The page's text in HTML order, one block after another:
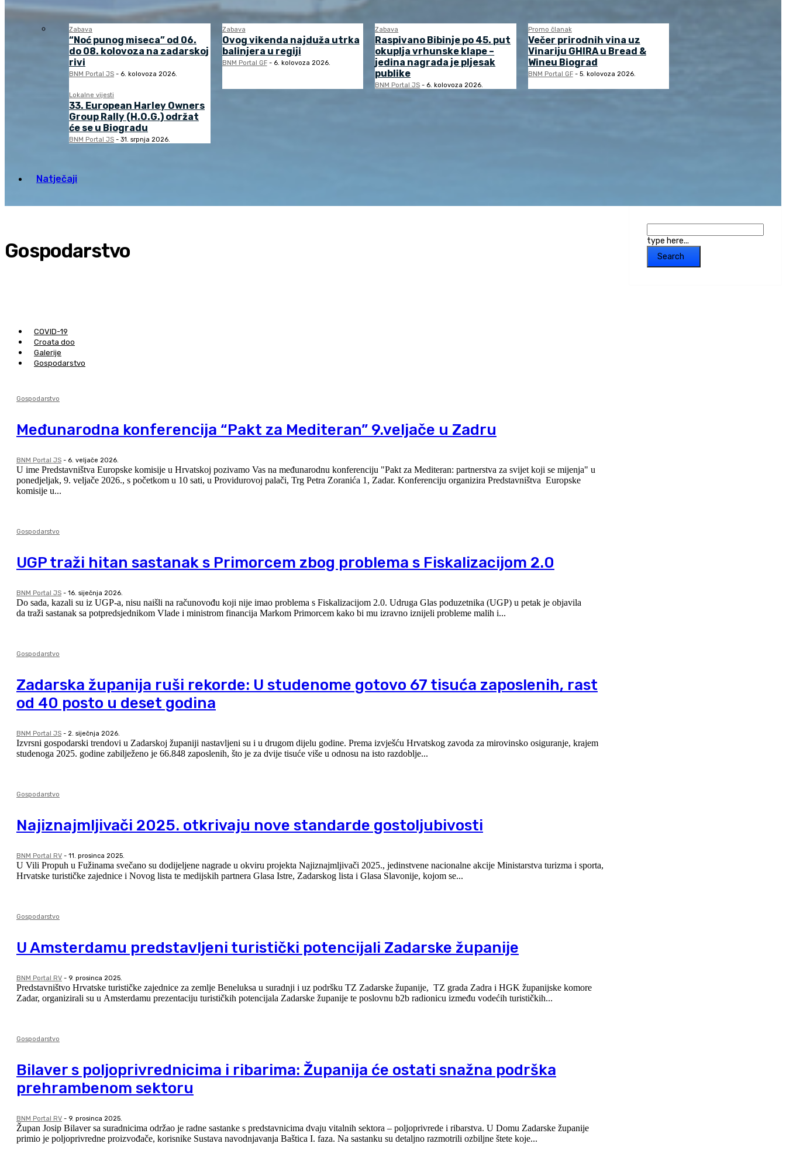
Zabava
“Noć punog miseca” od 06.
do 08. kolovoza na zadarskoj
rivi
BNM Portal JS - 6. kolovoza 2026.
Zabava
Ovog vikenda najduža utrka
balinjera u regiji
BNM Portal GF - 6. kolovoza 2026.
Zabava
Raspivano Bibinje po 45. put
okuplja vrhunske klape –
jedina nagrada je pljesak
publike
BNM Portal JS - 6. kolovoza 2026.
Promo članak
Večer prirodnih vina uz
Vinariju GHIRA u Bread &
Wineu Biograd
BNM Portal GF - 5. kolovoza 2026.
Lokalne vijesti
33. European Harley Owners
Group Rally (H.O.G.) održat
će se u Biogradu
BNM Portal JS - 31. srpnja 2026.
Natječaji
type here...
Search
Gospodarstvo
COVID-19
Croata doo
Galerije
Gospodarstvo
Gospodarstvo
Međunarodna konferencija “Pakt za Mediteran” 9.veljače u Zadru
BNM Portal JS - 6. veljače 2026.
U ime Predstavništva Europske komisije u Hrvatskoj pozivamo Vas na međunarodnu konferenciju "Pakt za Mediteran: partnerstva za svijet koji se mijenja" u
ponedjeljak, 9. veljače 2026., s početkom u 10 sati, u Providurovoj palači, Trg Petra Zoranića 1, Zadar. Konferenciju organizira Predstavništva Europske
komisije u...
Gospodarstvo
UGP traži hitan sastanak s Primorcem zbog problema s Fiskalizacijom 2.0
BNM Portal JS - 16. siječnja 2026.
Do sada, kazali su iz UGP-a, nisu naišli na računovođu koji nije imao problema s Fiskalizacijom 2.0. Udruga Glas poduzetnika (UGP) u petak je objavila
da traži sastanak sa potpredsjednikom Vlade i ministrom financija Markom Primorcem kako bi mu izravno iznijeli probleme malih i...
Gospodarstvo
Zadarska županija ruši rekorde: U studenome gotovo 67 tisuća zaposlenih, rast
od 40 posto u deset godina
BNM Portal JS - 2. siječnja 2026.
Izvrsni gospodarski trendovi u Zadarskoj županiji nastavljeni su i u drugom dijelu godine. Prema izvješću Hrvatskog zavoda za mirovinsko osiguranje, krajem
studenoga 2025. godine zabilježeno je 66.848 zaposlenih, što je za dvije tisuće više u odnosu na isto razdoblje...
Gospodarstvo
Najiznajmljivači 2025. otkrivaju nove standarde gostoljubivosti
BNM Portal RV - 11. prosinca 2025.
U Vili Propuh u Fužinama svečano su dodijeljene nagrade u okviru projekta Najiznajmljivači 2025., jedinstvene nacionalne akcije Ministarstva turizma i sporta,
Hrvatske turističke zajednice i Novog lista te medijskih partnera Glasa Istre, Zadarskog lista i Glasa Slavonije, kojom se...
Gospodarstvo
U Amsterdamu predstavljeni turistički potencijali Zadarske županije
BNM Portal RV - 9. prosinca 2025.
Predstavništvo Hrvatske turističke zajednice za zemlje Beneluksa u suradnji i uz podršku TZ Zadarske županije, TZ grada Zadra i HGK županijske komore
Zadar, organizirali su u Amsterdamu prezentaciju turističkih potencijala Zadarske županije te poslovnu b2b radionicu između vodećih turističkih...
Gospodarstvo
Bilaver s poljoprivrednicima i ribarima: Županija će ostati snažna podrška
prehrambenom sektoru
BNM Portal RV - 9. prosinca 2025.
Župan Josip Bilaver sa suradnicima održao je radne sastanke s predstavnicima dvaju vitalnih sektora – poljoprivrede i ribarstva. U Domu Zadarske županije
primio je poljoprivredne proizvođače, korisnike Sustava navodnjavanja Baštica I. faza. Na sastanku su detaljno razmotrili ozbiljne štete koje...